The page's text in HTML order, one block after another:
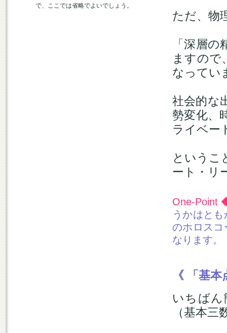
で、ここでは省略でよいでしょう。
ただ、物
「深層
ますので
なってい
社会的な
勢変化、
ライベー
というこ
ート・リ
One-Point
うかはと
のホロスコ
なります。
《 「基
いちばん
（基本